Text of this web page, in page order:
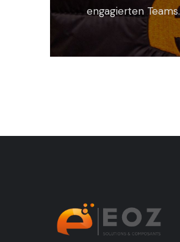
engagierten Teams.